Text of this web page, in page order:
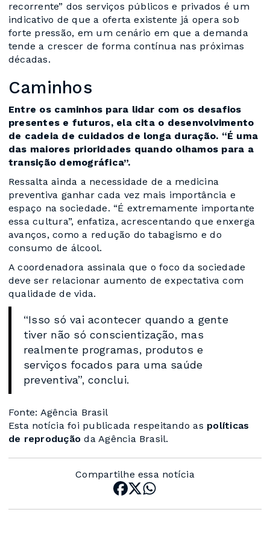
recorrente” dos serviços públicos e privados é um
indicativo de que a oferta existente já opera sob
forte pressão, em um cenário em que a demanda
tende a crescer de forma contínua nas próximas
décadas.
Caminhos
Entre os caminhos para lidar com os desafios
presentes e futuros, ela cita o desenvolvimento
de cadeia de cuidados de longa duração. “É uma
das maiores prioridades quando olhamos para a
transição demográfica”.
Ressalta ainda a necessidade de a medicina
preventiva ganhar cada vez mais importância e
espaço na sociedade. “É extremamente importante
essa cultura”, enfatiza, acrescentando que enxerga
avanços, como a redução do tabagismo e do
consumo de álcool.
A coordenadora assinala que o foco da sociedade
deve ser relacionar aumento de expectativa com
qualidade de vida.
“Isso só vai acontecer quando a gente
tiver não só conscientização, mas
realmente programas, produtos e
serviços focados para uma saúde
preventiva”, conclui.
Fonte: Agência Brasil
Esta notícia foi publicada respeitando as políticas
de reprodução da Agência Brasil.
Compartilhe essa notícia